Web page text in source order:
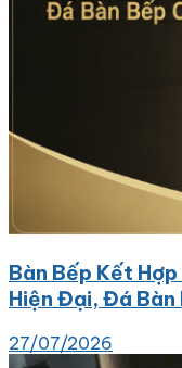
Bàn Bếp Kết
Hiện Đại, Đá Bàn
27/07/2026